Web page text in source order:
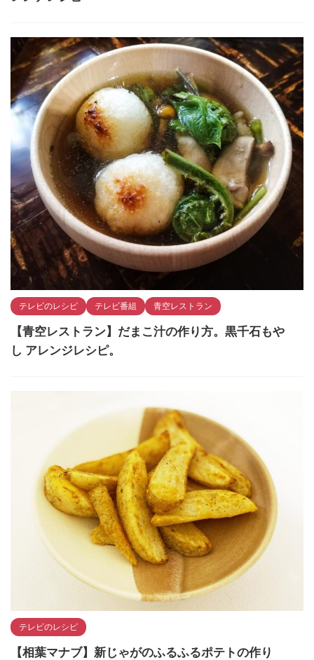
テレビのレシピ テレビ番組 青空レストラン
【青空レストラン】だまこ汁の作り方。黒千石もや
し アレンジレシピ。
テレビのレシピ
【相葉マナブ】新じゃがのふるふるポテトの作り